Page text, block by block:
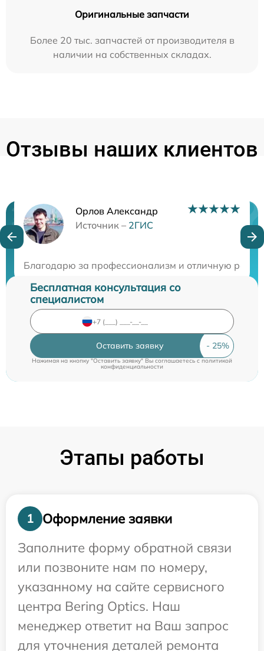
Оригинальные запчасти
Более 20 тыс. запчастей от производителя в
наличии на собственных складах.
Отзывы наших клиентов
Орлов Александр
Источник – 2ГИС
Благодарю за профессионализм и отличную
Нужна консультация?
Бесплатная консультация со
специалистом
Оставить заявку
Нажимая на кнопку "Оставить заявку" Вы соглашаетесь cполитикой
конфиденциальности
Этапы работы
1
Оформление заявки
Заполните форму обратной связи
или позвоните нам по номеру,
указанному на сайте сервисного
центра Bering Optics. Наш
менеджер ответит на Ваш запрос
для уточнения деталей ремонта